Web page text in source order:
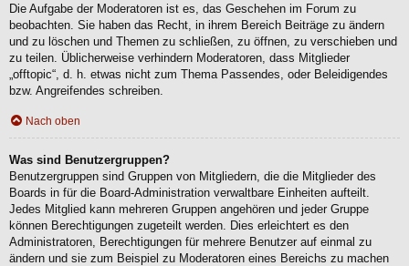
Die Aufgabe der Moderatoren ist es, das Geschehen im Forum zu
beobachten. Sie haben das Recht, in ihrem Bereich Beiträge zu ändern
und zu löschen und Themen zu schließen, zu öffnen, zu verschieben und
zu teilen. Üblicherweise verhindern Moderatoren, dass Mitglieder
„offtopic“, d. h. etwas nicht zum Thema Passendes, oder Beleidigendes
bzw. Angreifendes schreiben.
Nach oben
Was sind Benutzergruppen?
Benutzergruppen sind Gruppen von Mitgliedern, die die Mitglieder des
Boards in für die Board-Administration verwaltbare Einheiten aufteilt.
Jedes Mitglied kann mehreren Gruppen angehören und jeder Gruppe
können Berechtigungen zugeteilt werden. Dies erleichtert es den
Administratoren, Berechtigungen für mehrere Benutzer auf einmal zu
ändern und sie zum Beispiel zu Moderatoren eines Bereichs zu machen